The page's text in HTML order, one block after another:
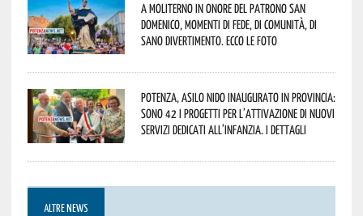
A Moliterno in onore del Patrono San
Domenico, momenti di fede, di comunità, di
sano divertimento. Ecco le foto
Potenza, asilo nido inaugurato in provincia:
sono 42 i progetti per l’attivazione di nuovi
servizi dedicati all’infanzia. I dettagli
ALTRE NEWS